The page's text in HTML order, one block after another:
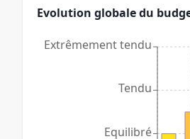
Evolution globale du
Equilibré
Tendu
Extrêmement tendu